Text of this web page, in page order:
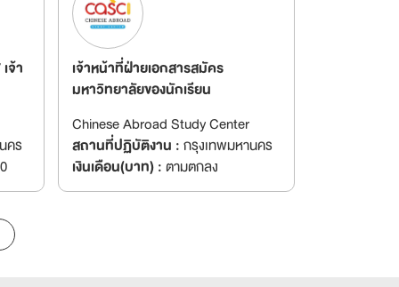
จ้า
คร
เจ้าหน้าที่ฝ่ายเอกสารสมัคร
มหาวิทยาลัยของนักเรียน
Chinese Abroad Study Center
สถานที่ปฏิบัติงาน :กรุงเทพมหานคร
เงินเดือน(บาท) :ตามตกลง